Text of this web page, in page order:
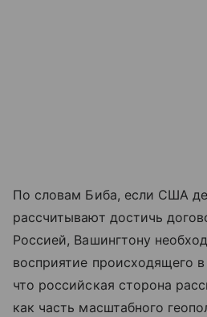
По словам Биба, если США
рассчитывают достичь
Россией, Вашингтону
восприятие происходящего
что российская сторона
как часть масштабного